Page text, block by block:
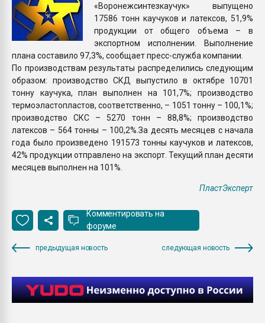
«Воронежсинтезкаучук» выпущено
17586 тонн каучуков и латексов, 51,9%
продукции от общего объема – в
экспортном исполнении. Выполнение
плана составило 97,3%, сообщает пресс-служба компании.
По производствам результаты распределились следующим
образом: производство СКД выпустило в октябре 10701
тонну каучука, план выполнен на 101,7%; производство
термоэластопластов, соответственно, – 1051 тонну – 100,1%;
производство СКС – 5270 тонн – 88,8%; производство
латексов – 564 тонны – 100,2%.За десять месяцев с начала
года было произведено 191573 тонны каучуков и латексов,
42% продукции отправлено на экспорт. Текущий план десяти
месяцев выполнен на 101%.
ПластЭксперт
Комментировать на
форуме
предыдущая новость следующая новость